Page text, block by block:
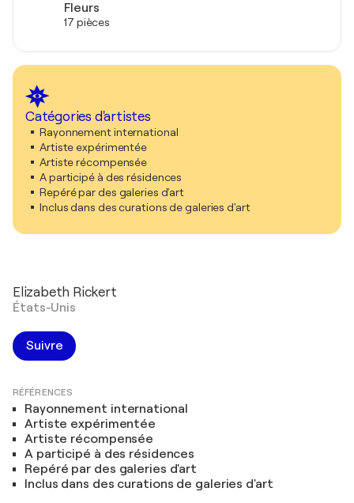
Fleurs
17 pièces
Catégories d'artistes
Rayonnement international
Artiste expérimentée
Artiste récompensée
A participé à des résidences
Repéré par des galeries d'art
Inclus dans des curations de galeries d'art
Elizabeth Rickert
États-Unis
Suivre
RÉFÉRENCES
Rayonnement international
Artiste expérimentée
Artiste récompensée
A participé à des résidences
Repéré par des galeries d'art
Inclus dans des curations de galeries d'art